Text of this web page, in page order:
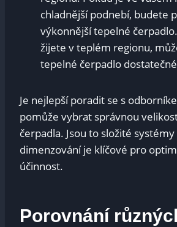
chladnější podnebí, budete
výkonnější tepelné
žijete v teplém regionu,
tepelné čerpadlo
Je nejlepší poradit se s
pomůže vybrat správnou
čerpadla. Jsou to složité
dimenzování je klíčové pro
účinnost.
Porovnání